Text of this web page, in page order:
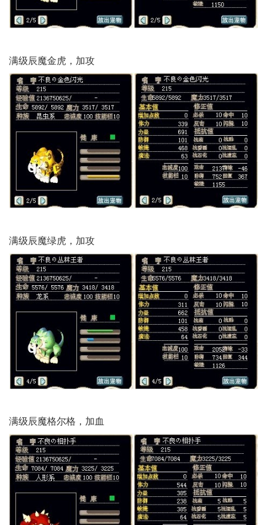
满级辰魔金虎，加攻
满级辰魔绿虎，加攻
满级辰魔格尔格，加血